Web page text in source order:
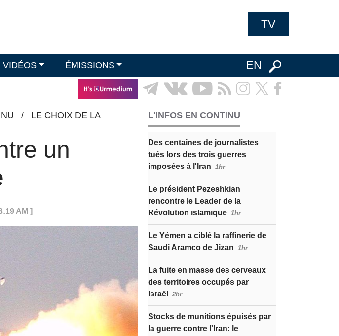
TV
VIDÉOS ÉMISSIONS EN
/
LE CHOIX DE LA
un
AM ]
L'INFOS EN CONTINU
Des centaines de journalistes
tués lors des trois guerres
imposées à l'Iran 1hr
Le président Pezeshkian
rencontre le Leader de la
Révolution islamique 1hr
Le Yémen a ciblé la raffinerie de
Saudi Aramco de Jizan 1hr
La fuite en masse des cerveaux
des territoires occupés par
Israël
2hr
Stocks de munitions épuisés par
la guerre contre l'Iran: le